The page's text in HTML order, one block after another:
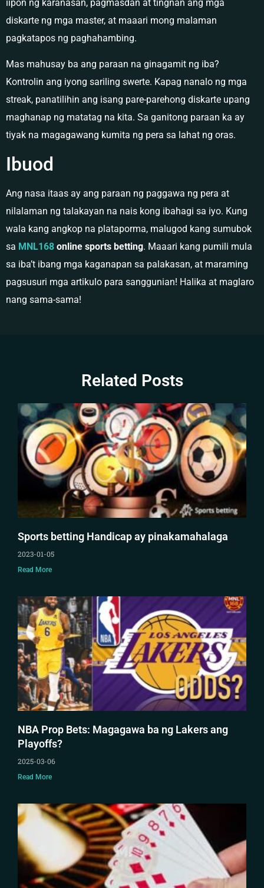
iipon ng karanasan, pagmasdan at tingnan ang mga
diskarte ng mga master, at maaari mong malaman
pagkatapos ng paghahambing.
Mas mahusay ba ang paraan na ginagamit ng iba?
Kontrolin ang iyong sariling swerte. Kapag nanalo ng mga
streak, panatilihin ang isang pare-parehong diskarte upang
maghanap ng matatag na kita. Sa ganitong paraan ka ay
tiyak na magagawang kumita ng pera sa lahat ng oras.
Ibuod
Ang nasa itaas ay ang paraan ng paggawa ng pera at
nilalaman ng talakayan na nais kong ibahagi sa iyo. Kung
wala kang angkop na plataporma, malugod kang sumubok
sa MNL168 online sports betting. Maaari kang pumili mula
sa iba’t ibang mga kaganapan sa palakasan, at maraming
pagsusuri mga artikulo para sanggunian! Halika at maglaro
nang sama-sama!
Related Posts
Sports betting Handicap ay pinakamahalaga
2023-01-05
Read More
NBA Prop Bets: Magagawa ba ng Lakers ang
Playoffs?
2025-03-06
Read More